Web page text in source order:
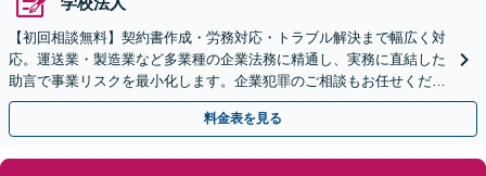
【初回相談無料】契約書作成・労務対応・トラブル解決まで幅広く対
応。運送業・製造業など多業種の企業法務に精通し、実務に直結した
助言で事業リスクを最小化します。企業犯罪のご相談もお任せくださ
い【休日・夜間対応OK】【豊橋駅10分】
料金表を見る